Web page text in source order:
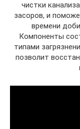
чистки
засоров, и
времени
Компоненты
типами
позволит